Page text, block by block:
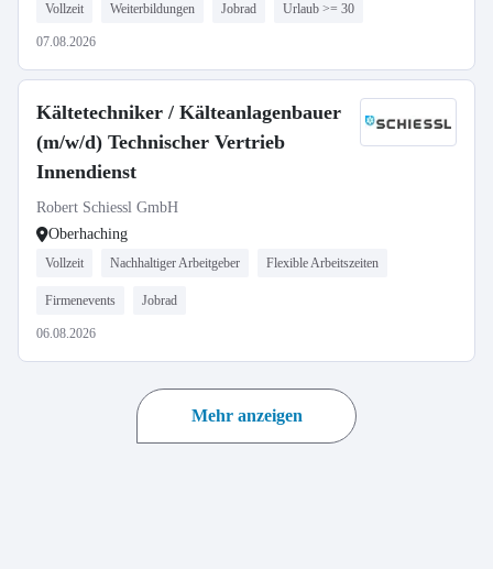
Vollzeit Weiterbildungen Jobrad Urlaub >= 30
07.08.2026
Kältetechniker / Kälteanlagenbauer
(m/w/d) Technischer Vertrieb
Innendienst
Robert Schiessl GmbH
Oberhaching
Vollzeit Nachhaltiger Arbeitgeber Flexible Arbeitszeiten
Firmenevents Jobrad
06.08.2026
Mehr anzeigen